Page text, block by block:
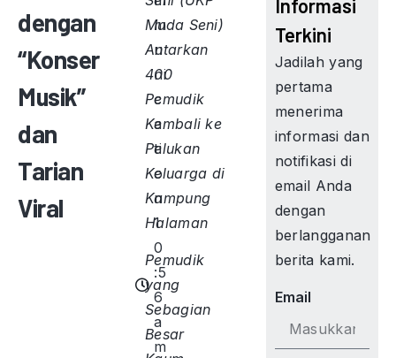
dengan
“Konser
Musik”
dan
Tarian
Viral
m
u
ni
c
a
ti
o
n
1
0
:5
6
a
m
Muda Seni)
Antarkan
400
Pemudik
Kembali ke
Pelukan
Keluarga di
Kampung
Halaman
Pemudik
yang
Sebagian
Besar
Informasi
Terkini
Jadilah yang
pertama
menerima
informasi dan
notifikasi di
email Anda
dengan
berlangganan
berita kami.
Email